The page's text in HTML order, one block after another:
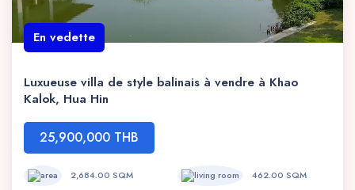
En vedette
Luxueuse villa de style balinais à vendre à Khao
Kalok, Hua Hin
25,900,000 THB
2,684.00 SQM 462.00 SQM